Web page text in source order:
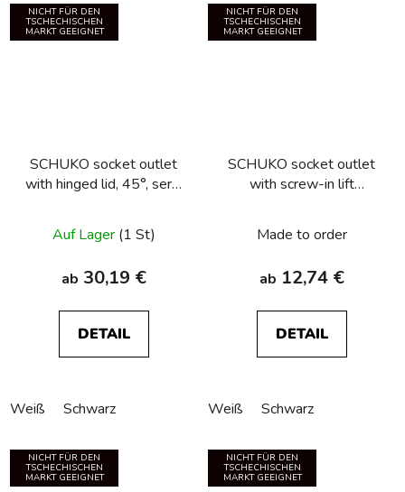
NICHT FÜR DEN
TSCHECHISCHEN
MARKT GEEIGNET
SCHUKO socket outlet
with hinged lid, 45°, serie
Auf Lager (1 St)
ab 30,19 €
DETAIL
Weiß Schwarz
NICHT FÜR DEN
TSCHECHISCHEN
MARKT GEEIGNET
SCHUKO socket outlet
with screw-in lift
Made to order
ab 12,74 €
DETAIL
Weiß Schwarz
NICHT FÜR DEN
TSCHECHISCHEN
MARKT GEEIGNET
NICHT FÜR DEN
TSCHECHISCHEN
MARKT GEEIGNET